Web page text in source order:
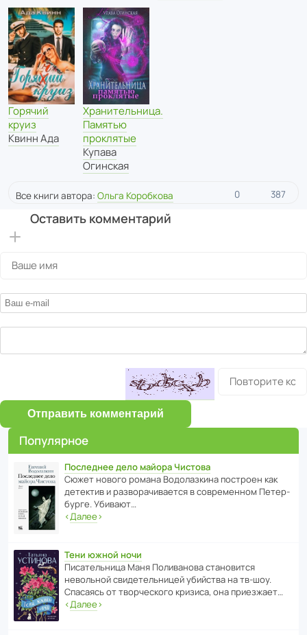
Горячий
круиз
Квинн Ада
Хранительница.
Памятью
проклятые
Купава
Огинская
Все книги автора: Ольга Коробкова 0 387
Оставить комментарий
Отправить комментарий
Популярное
Последнее дело майора Чистова
Сюжет нового романа Водо­ла­з­кина пост­роен как
дете­ктив и разво­ра­чи­ва­ется в совре­менном Пете­р­
бурге. Убивают…
‹Далее›
Тени южной ночи
Писа­тель­ница Маня Поли­ва­нова стано­вится
невольной свиде­тель­ницей убийства на тв-шоу.
Спасаясь от твор­че­с­кого кризиса, она приезжает…
‹Далее›